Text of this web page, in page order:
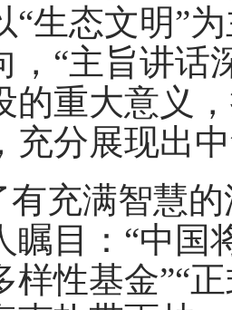
“生态文明”
，“主旨讲话
的重大意义
充分展现出
有充满智慧
瞩目：“中国
样性基金”“